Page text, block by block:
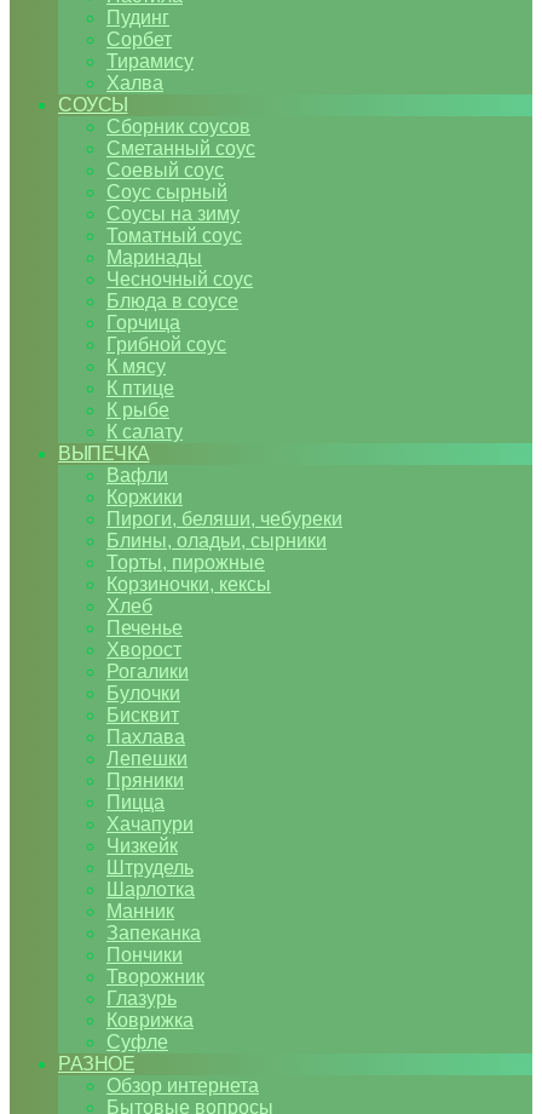
Пудинг
Сорбет
Тирамису
Халва
СОУСЫ
Сборник соусов
Сметанный соус
Соевый соус
Соус сырный
Соусы на зиму
Томатный соус
Маринады
Чесночный соус
Блюда в соусе
Горчица
Грибной соус
К мясу
К птице
К рыбе
К салату
ВЫПЕЧКА
Вафли
Коржики
Пироги, беляши, чебуреки
Блины, оладьи, сырники
Торты, пирожные
Корзиночки, кексы
Хлеб
Печенье
Хворост
Рогалики
Булочки
Бисквит
Пахлава
Лепешки
Пряники
Пицца
Хачапури
Чизкейк
Штрудель
Шарлотка
Манник
Запеканка
Пончики
Творожник
Глазурь
Коврижка
Суфле
РАЗНОЕ
Обзор интернета
Бытовые вопросы